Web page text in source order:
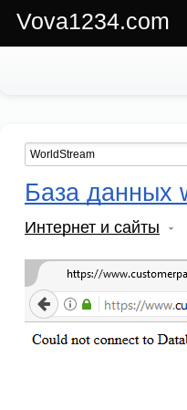
Vova1234.com
База данных
Интернет и сайты